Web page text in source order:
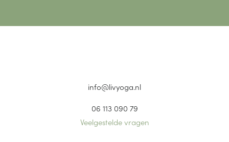
info@livyoga.nl
06 113 090 79
Veelgestelde vragen